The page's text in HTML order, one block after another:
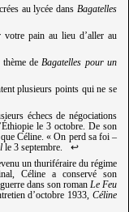
au lycée dans Bagatelles
pain au lieu d’aller au
de Bagatelles pour un
plusieurs points qui ne se
échecs de négociations
le 3 octobre. De son
Céline. « On perd sa foi –
le 3 septembre.
↩︎
un thuriféraire du régime
Céline a conservé son
dans son roman Le Feu
d’octobre 1933, Céline